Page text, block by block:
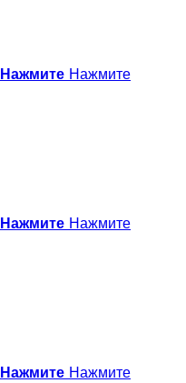
Нажмите Нажмите
Нажмите Нажмите
Нажмите Нажмите